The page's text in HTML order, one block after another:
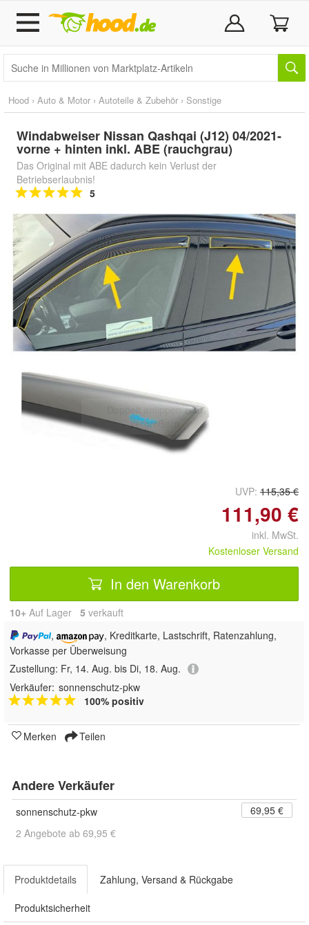
Hood › Auto & Motor › Autoteile & Zubehör › Sonstige
Windabweiser Nissan Qashqai (J12) 04/2021-
vorne + hinten inkl. ABE (rauchgrau)
Das Original mit ABE dadurch kein Verlust der
Betriebserlaubnis!
5
Doppelt antippen zum
vergrößern
UVP: 115,35 €
111,90 €
inkl. MwSt.
Kostenloser Versand
In den Warenkorb
10+ Auf Lager 5 verkauft
,
, Kreditkarte, Lastschrift, Ratenzahlung,
Vorkasse per Überweisung
Zustellung: Fr, 14. Aug. bis Di, 18. Aug.
Verkäufer: sonnenschutz-pkw
100% positiv
Merken Teilen
Andere Verkäufer
sonnenschutz-pkw
69,95 €
2 Angebote ab 69,95 €
Produktdetails Zahlung, Versand & Rückgabe
Produktsicherheit